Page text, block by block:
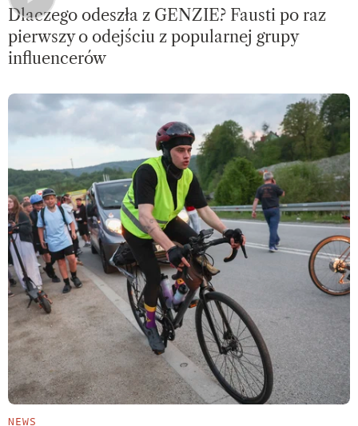
Dlaczego odeszła z GENZIE? Fausti po raz
pierwszy o odejściu z popularnej grupy
influencerów
NEWS